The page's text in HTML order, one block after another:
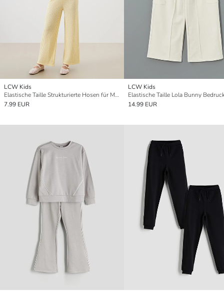
LCW Kids
Elastische Taille Strukturierte Hosen für Mädchen
7.99 EUR
LCW Kids
14.99 EUR